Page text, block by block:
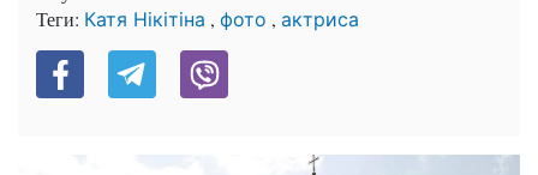
Теги: Катя Нікітіна , фото , актриса